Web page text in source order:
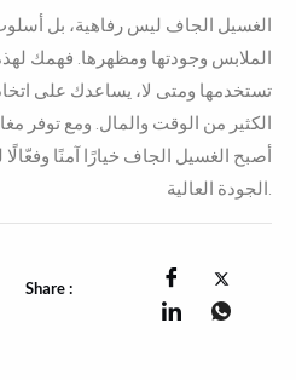
الغسيل الجاف ليس رفاهية، بل
الملابس وجودتها ومظهرها. فهمك
تستخدمها ومتى لا، يساعدك على
الكثير من الوقت والمال. ومع توفر
أصبح الغسيل الجاف خيارًا آمنًا
الجودة العالية.
Share :